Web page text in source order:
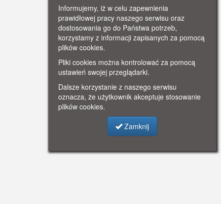
Informujemy, iż w celu zapewnienia
prawidłowej pracy naszego serwisu oraz
dostosowania go do Państwa potrzeb,
korzystamy z informacji zapisanych za pomocą
plików cookies.
Pliki cookies można kontrolować za pomocą
ustawień swojej przeglądarki.
Dalsze korzystanie z naszego serwisu
oznacza, że użytkownik akceptuje stosowanie
plików cookies.
Zamknij